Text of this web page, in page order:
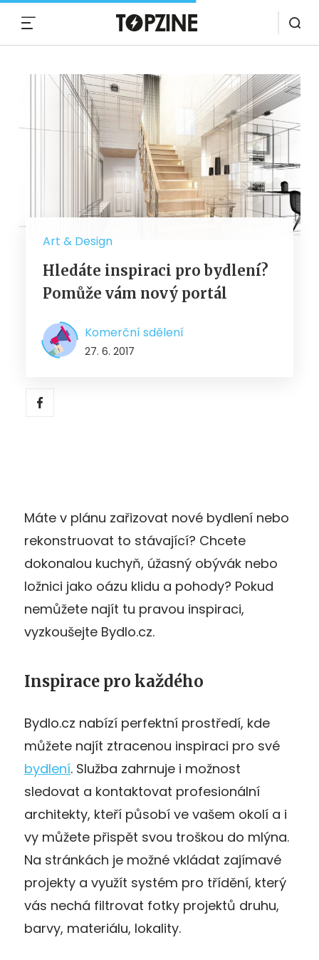
Art & Design
Hledáte inspiraci pro bydlení?
Pomůže vám nový portál
Komerční sdělení
27. 6. 2017
Máte v plánu zařizovat nové bydlení nebo
rekonstruovat to stávající? Chcete
dokonalou kuchyň, úžasný obývák nebo
ložnici jako oázu klidu a pohody? Pokud
nemůžete najít tu pravou inspiraci,
vyzkoušejte Bydlo.cz.
Inspirace pro každého
Bydlo.cz nabízí perfektní prostředí, kde
můžete najít ztracenou inspiraci pro své
bydlení. Služba zahrnuje i možnost
sledovat a kontaktovat profesionální
architekty, kteří působí ve vašem okolí a i
vy můžete přispět svou troškou do mlýna.
Na stránkách je možné vkládat zajímavé
projekty a využít systém pro třídění, který
vás nechá filtrovat fotky projektů druhu,
barvy, materiálu, lokality.